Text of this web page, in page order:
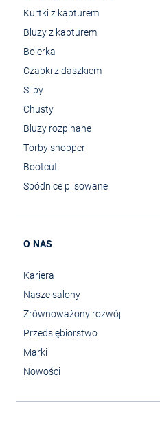
Kurtki z kapturem
Bluzy z kapturem
Bolerka
Czapki z daszkiem
Slipy
Chusty
Bluzy rozpinane
Torby shopper
Bootcut
Spódnice plisowane
O NAS
Kariera
Nasze salony
Zrównoważony rozwój
Przedsiębiorstwo
Marki
Nowości